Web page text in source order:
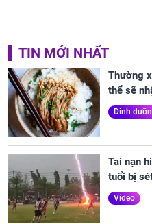
TIN MỚI NHẤT
Thường
thể sẽ
Dinh
Tai nạn
tuổi bị
Video